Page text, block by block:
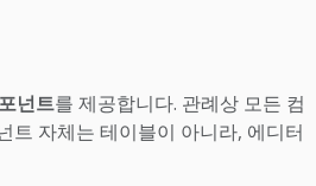
넌트를 제공합니다. 관례상 모든 컴
트 자체는 테이블이 아니라, 에디터